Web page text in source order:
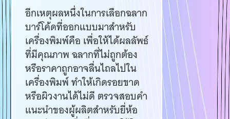
อีกเหตุผลหนึ่งในการเลือกฉลาก
บาร์โค้ดที่ออกแบบมาสำหรับ
เครื่องพิมพ์คือ เพื่อให้ได้ผลลัพธ์
ที่มีคุณภาพ ฉลากที่ไม่ถูกต้อง
หรือราคาถูกอาจลื่นไถลไปใน
เครื่องพิมพ์ ทำให้เกิดรอยขาด
หรือผิวงานได้ไม่ดี ตรวจสอบคำ
แนะนำของผู้ผลิตสำหรับยี่ห้อ